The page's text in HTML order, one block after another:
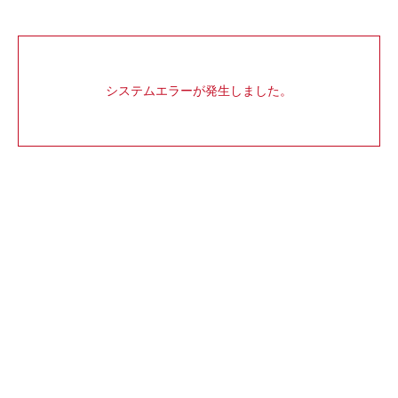
システムエラーが発生しました。